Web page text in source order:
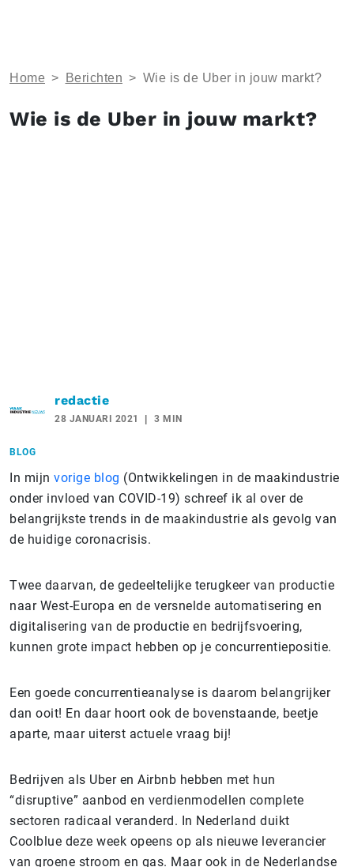
Home > Berichten > Wie is de Uber in jouw markt?
Wie is de Uber in jouw markt?
redactie
28 JANUARI 2021 3 MIN
BLOG
In mijn vorige blog (Ontwikkelingen in de maakindustrie
onder invloed van COVID-19) schreef ik al over de
belangrijkste trends in de maakindustrie als gevolg van
de huidige coronacrisis.
Twee daarvan, de gedeeltelijke terugkeer van productie
naar West-Europa en de versnelde automatisering en
digitalisering van de productie en bedrijfsvoering,
kunnen grote impact hebben op je concurrentiepositie.
Een goede concurrentieanalyse is daarom belangrijker
dan ooit! En daar hoort ook de bovenstaande, beetje
aparte, maar uiterst actuele vraag bij!
Bedrijven als Uber en Airbnb hebben met hun
“disruptive” aanbod en verdienmodellen complete
sectoren radicaal veranderd. In Nederland duikt
Coolblue deze week opeens op als nieuwe leverancier
van groene stroom en gas. Maar ook in de Nederlandse